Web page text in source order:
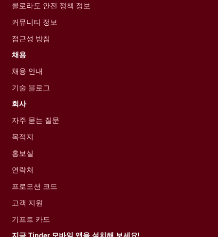
콜로라도 안전 정책 정보
커뮤니티 정보
접근성 방침
채용
채용 안내
기술 블로그
회사
자주 묻는 질문
목적지
홍보실
연락처
프로모션 코드
고객 지원
기프트 카드